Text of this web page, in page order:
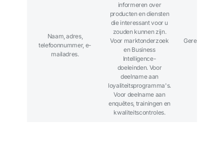
Naam, adres,
telefoonnummer, e-
mailadres.
informeren over
producten en diensten
die interessant voor u
zouden kunnen zijn.
Voor marktonderzoek
en Business
Intelligence-
doeleinden. Voor
deelname aan
loyaliteitsprogramma's.
Voor deelname aan
enquêtes, trainingen en
kwaliteitscontroles.